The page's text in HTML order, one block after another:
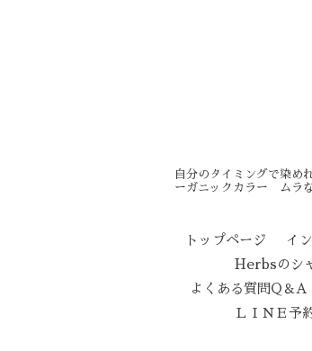
自分のタイミングで染め
ーガニックカラー ムラ
トップページ イ
Herbsのシ
よくある質問Q＆A
ＬＩＮＥ予